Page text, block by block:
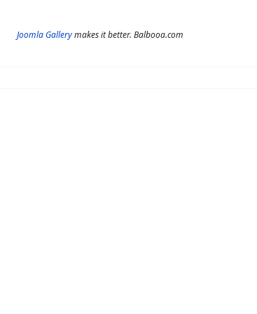
Joomla Gallerymakes it better. Balbooa.com